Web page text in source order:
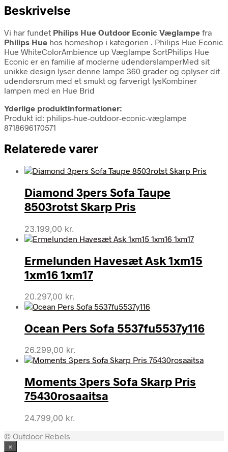
Beskrivelse
Vi har fundet Philips Hue Outdoor Econic Væglampe fra
Philips Hue hos homeshop i kategorien . Philips Hue Econic
Hue WhiteColorAmbience up Væglampe SortPhilips Hue
Econic er en familie af moderne udendørslamperMed sit
unikke design lyser denne lampe 360 grader og oplyser dit
udendørsrum med et smukt og farverigt lysKombiner
lampen med en Hue Brid
Yderlige produktinformationer:
Produkt id: philips-hue-outdoor-econic-væglampe
8718696170571
Relaterede varer
Diamond 3pers Sofa Taupe
8503rotst Skarp Pris
23.199,00 kr.
Ermelunden Havesæt Ask 1xm15
1xm16 1xm17
20.297,00 kr.
Ocean Pers Sofa 5537fu5537y116
26.299,00 kr.
Moments 3pers Sofa Skarp Pris
75430rosaaitsa
24.799,00 kr.
© Outdoor Rebels
×